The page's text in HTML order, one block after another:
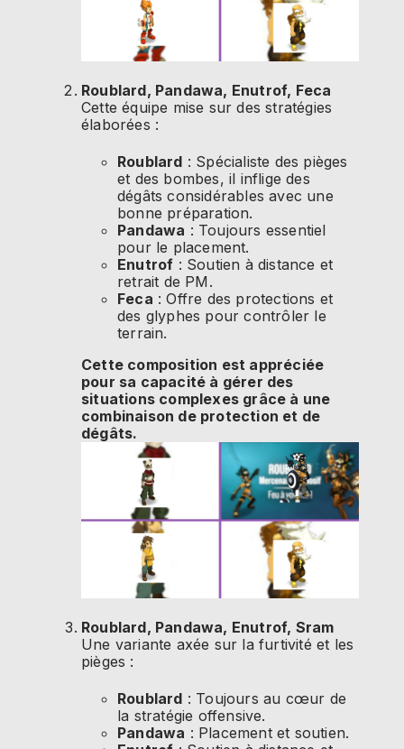
Roublard, Pandawa, Enutrof, Feca
Cette équipe mise sur des stratégies
élaborées :
Roublard : Spécialiste des pièges
et des bombes, il inflige des
dégâts considérables avec une
bonne préparation.
Pandawa : Toujours essentiel
pour le placement.
Enutrof : Soutien à distance et
retrait de PM.
Feca : Offre des protections et
des glyphes pour contrôler le
terrain.
Cette composition est appréciée
pour sa capacité à gérer des
situations complexes grâce à une
combinaison de protection et de
dégâts.
Roublard, Pandawa, Enutrof, Sram
Une variante axée sur la furtivité et les
pièges :
Roublard : Toujours au cœur de
la stratégie offensive.
Pandawa : Placement et soutien.